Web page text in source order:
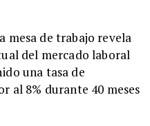
mesa de trabajo revela
del mercado laboral
una tasa de
al 8% durante 40 meses